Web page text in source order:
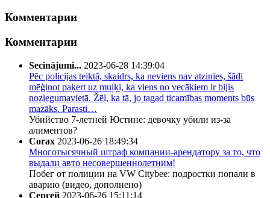
Комментарии
Комментарии
Secinājumi... 2023-06-28 14:39:04
Pēc policijas teiktā, skaidrs, ka neviens nav atzinies, šādi
mēģinot paķert uz muļķi, ka viens no vecākiem ir bijis
noziegumavietā. Žēl, ka tā, jo tagad ticamības moments būs
mazāks. Parasti…
Убийство 7-летней Юстине: девочку убили из-за
алиментов?
Corax 2023-06-26 18:49:34
Многотысячный штраф компании-арендатору за то, что
выдали авто несовершеннолетним!
Побег от полиции на VW Citybee: подростки попали в
аварию (видео, дополнено)
Сергей 2023-06-26 15:11:14